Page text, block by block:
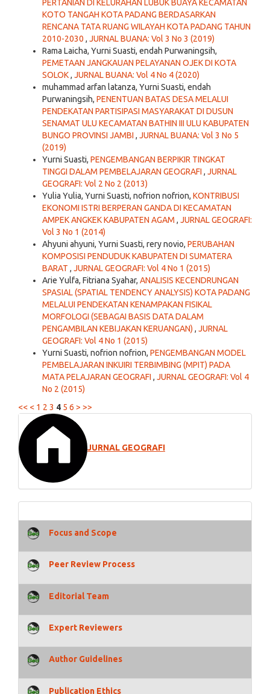
PERTANIAN DI KELURAHAN LUBUK BUAYA KECAMATAN
KOTO TANGAH KOTA PADANG BERDASARKAN
RENCANA TATA RUANG WILAYAH KOTA PADANG TAHUN
2010-2030 , JURNAL BUANA: Vol 3 No 3 (2019)
Rama Laicha, Yurni Suasti, endah Purwaningsih,
PEMETAAN JANGKAUAN PELAYANAN OJEK DI KOTA
SOLOK, JURNAL BUANA: Vol 4 No 4 (2020)
muhammad arfan latanza, Yurni Suasti, endah
Purwaningsih, PENENTUAN BATAS DESA MELALUI
PENDEKATAN PARTISIPASI MASYARAKAT DI DUSUN
SENAMAT ULU KECAMATAN BATHIN III ULU KABUPATEN
BUNGO PROVINSI JAMBI , JURNAL BUANA: Vol 3 No 5
(2019)
Yurni Suasti, PENGEMBANGAN BERPIKIR TINGKAT
TINGGI DALAM PEMBELAJARAN GEOGRAFI , JURNAL
GEOGRAFI: Vol 2 No 2 (2013)
Yulia Yulia, Yurni Suasti, nofrion nofrion, KONTRIBUSI
EKONOMI ISTRI BERPERAN GANDA DI KECAMATAN
AMPEK ANGKEK KABUPATEN AGAM , JURNAL GEOGRAFI:
Vol 3 No 1 (2014)
Ahyuni ahyuni, Yurni Suasti, rery novio, PERUBAHAN
KOMPOSISI PENDUDUK KABUPATEN DI SUMATERA
BARAT , JURNAL GEOGRAFI: Vol 4 No 1 (2015)
Arie Yulfa, Fitriana Syahar, ANALISIS KECENDRUNGAN
SPASIAL (SPATIAL TENDENCY ANALYSIS) KOTA PADANG
MELALUI PENDEKATAN KENAMPAKAN FISIKAL
MORFOLOGI (SEBAGAI BASIS DATA DALAM
PENGAMBILAN KEBIJAKAN KERUANGAN) , JURNAL
GEOGRAFI: Vol 4 No 1 (2015)
Yurni Suasti, nofrion nofrion, PENGEMBANGAN MODEL
PEMBELAJARAN INKUIRI TERBIMBING (MPIT) PADA
MATA PELAJARAN GEOGRAFI , JURNAL GEOGRAFI: Vol 4
No 2 (2015)
<< < 1 2 3 4 5 6 > >>
JURNAL GEOGRAFI
Focus and Scope
Peer Review Process
Editorial Team
Expert Reviewers
Author Guidelines
Publication Ethics